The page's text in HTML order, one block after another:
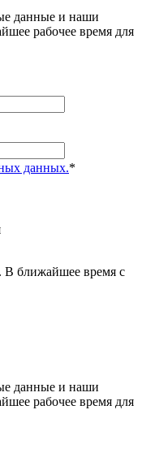
данные и наши
рабочее время для
данных.*
В ближайшее время с
данные и наши
рабочее время для